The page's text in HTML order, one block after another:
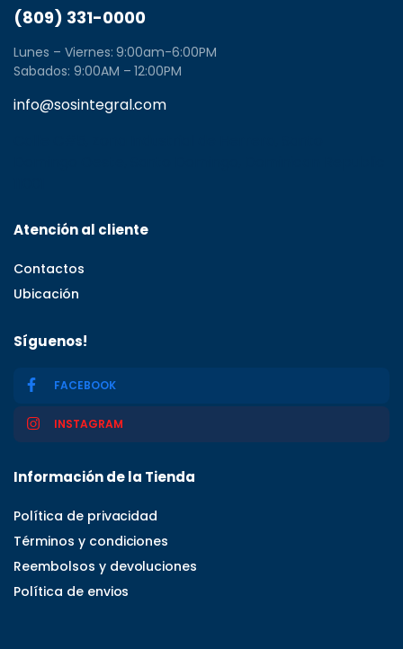
(809) 331-0000
Lunes – Viernes: 9:00am-6:00PM
Sabados: 9:00AM – 12:00PM
info@sosintegral.com
Atención al cliente
Contactos
Ubicación
Síguenos!
FACEBOOK
INSTAGRAM
Información de la Tienda
Política de privacidad
Términos y condiciones
Reembolsos y devoluciones
Política de envios